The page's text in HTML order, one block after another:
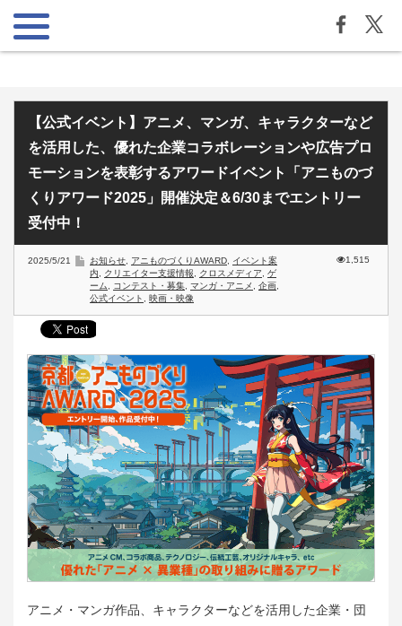
【公式イベント】アニメ、マンガ、キャラクターなど
を活用した、優れた企業コラボレーションや広告プロ
モーションを表彰するアワードイベント「アニものづ
くりアワード2025」開催決定＆6/30までエントリー
受付中！
2025/5/21 お知らせ アニものづくりAWARD
イベント案
内
クリエイター支援情報 クロスメディア
ゲ
ーム
コンテスト・募集 マンガ・アニメ 企画
公式イベント
映画・映像
1,515
アニメ・マンガ作品、キャラクターなどを活用した企業・団